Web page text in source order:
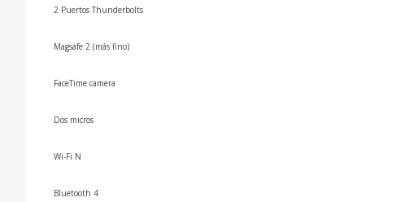
2 Puertos Thunderbolts
Magsafe 2 (más fino)
FaceTime camera
Dos micros
Wi-Fi N
Bluetooth 4